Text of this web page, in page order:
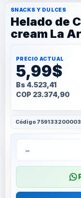
SNACKS Y DULCES
Helado de
cream La
PRECIO ACTUAL
5,99$
Bs 4.523,41
COP 23.374,90
Código
-